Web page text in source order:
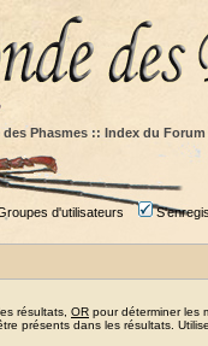
des Phasmes :: Index du Forum
d'utilisateurs
résultats, OR pour déterminer les
présents dans les résultats.